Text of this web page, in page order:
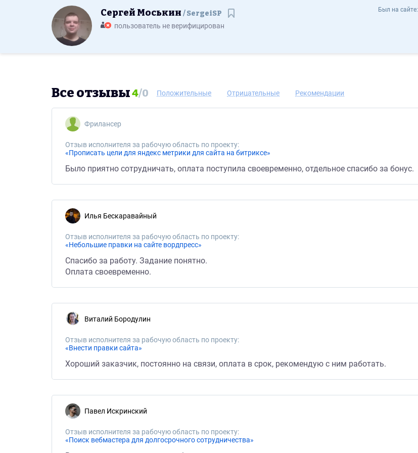
Сергей Моськин SergeiSP - ОтзывыБыл на сайте:
Сергей Моськин SergeiSP
пользователь не верифицирован
Все отзывы4/0 Положительные Отрицательные Рекомендации
Фрилансер
Отзыв исполнителя за рабочую область по проекту:
«Прописать цели для яндекс метрики для сайта на битриксе»
Было приятно сотрудничать, оплата поступила своевременно, отдельное спасибо за бонус.
Илья Бескаравайный
Отзыв исполнителя за рабочую область по проекту:
«Небольшие правки на сайте вордпресс»
Спасибо за работу. Задание понятно.
Оплата своевременно.
Виталий Бородулин
Отзыв исполнителя за рабочую область по проекту:
«Внести правки сайта»
Хороший заказчик, постоянно на связи, оплата в срок, рекомендую с ним работать.
Павел Искринский
Отзыв исполнителя за рабочую область по проекту:
«Поиск вебмастера для долгосрочного сотрудничества»